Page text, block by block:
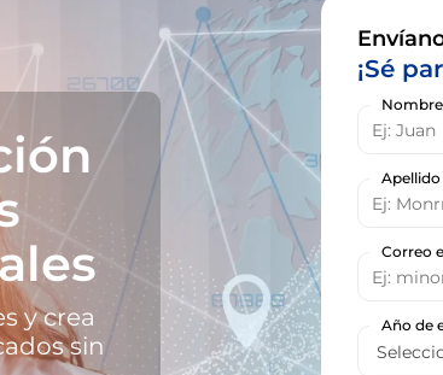
y crea
sin
¡Sé
Correo
Año de